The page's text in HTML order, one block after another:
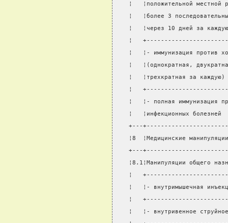
¦   ¦положительной
¦   ¦более 3
¦   ¦через 10 дней за
¦
¦   ¦- иммунизация
¦   ¦(однократная,
¦   ¦трехкратная за
¦
¦   ¦- полная иммунизация
¦   ¦инфекционных
+---
¦8  ¦Медицинские
+---
¦8.1¦Манипуляции
¦
¦   ¦- внутримышечная
¦
¦   ¦- внутривенное